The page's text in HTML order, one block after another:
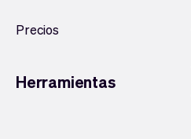
Precios
Herramientas